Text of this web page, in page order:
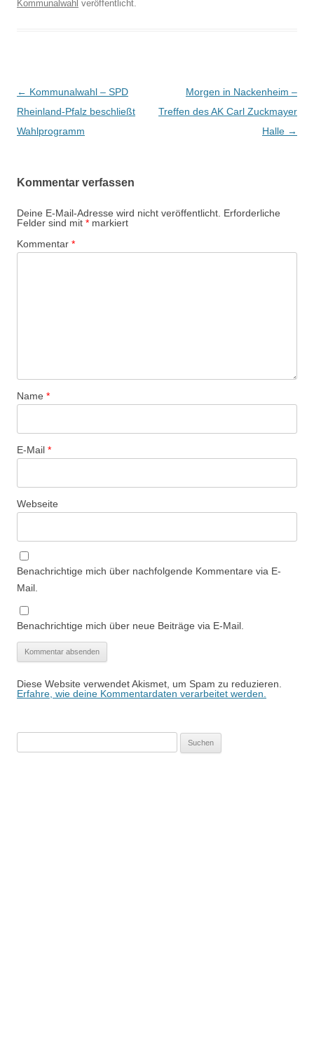
Kommunalwahl veröffentlicht.
Beitrags-
Navigation
← Kommunalwahl – SPD
Rheinland-Pfalz beschließt
Wahlprogramm
Morgen in Nackenheim –
Treffen des AK Carl Zuckmayer
Halle →
Kommentar verfassen
Deine E-Mail-Adresse wird nicht veröffentlicht. Erforderliche
Felder sind mit * markiert
Kommentar *
Name *
E-Mail *
Webseite
Benachrichtige mich über nachfolgende Kommentare via E-
Mail.
Benachrichtige mich über neue Beiträge via E-Mail.
Diese Website verwendet Akismet, um Spam zu reduzieren.
Erfahre, wie deine Kommentardaten verarbeitet werden.